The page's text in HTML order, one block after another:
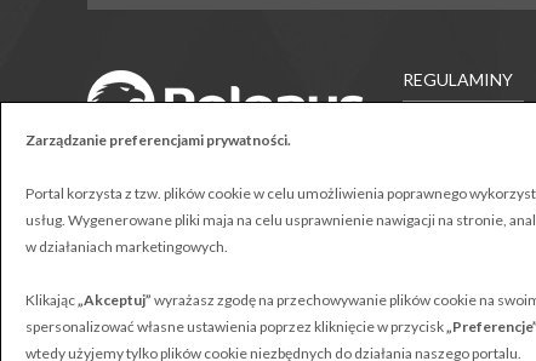
REGULAMINY
Prawo
Sygnalista
Projekt:Webster-Studio
Zarządzanie preferencjami prywatności.
Portal korzysta z tzw. plików cookie w celu umożliwienia poprawnego
usług. Wygenerowane pliki maja na celu usprawnienie nawigacji na stronie,
w działaniach marketingowych.
Klikając„Akceptuj” wyrażasz zgodę na przechowywanie plików cookie na
spersonalizować własne ustawienia poprzez kliknięcie w przycisk„Preferencje”
wtedy użyjemy tylko plików cookie niezbędnych do działania naszego portalu.